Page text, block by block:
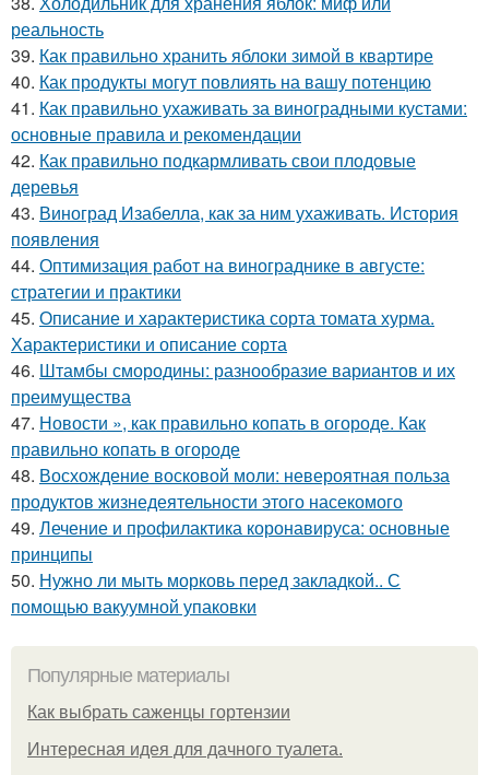
реальность
39. Как правильно хранить яблоки зимой в квартире
40. Как продукты могут повлиять на вашу потенцию
41. Как правильно ухаживать за виноградными кустами:
основные правила и рекомендации
42. Как правильно подкармливать свои плодовые
деревья
43. Виноград Изабелла, как за ним ухаживать. История
появления
44. Оптимизация работ на винограднике в августе:
стратегии и практики
45. Описание и характеристика сорта томата хурма.
Характеристики и описание сорта
46. Штамбы смородины: разнообразие вариантов и их
преимущества
47. Новости », как правильно копать в огороде. Как
правильно копать в огороде
48. Восхождение восковой моли: невероятная польза
продуктов жизнедеятельности этого насекомого
49. Лечение и профилактика коронавируса: основные
принципы
50. Нужно ли мыть морковь перед закладкой.. С
помощью вакуумной упаковки
Популярные материалы
Как выбрать саженцы гортензии
Интересная идея для дачного туалета.